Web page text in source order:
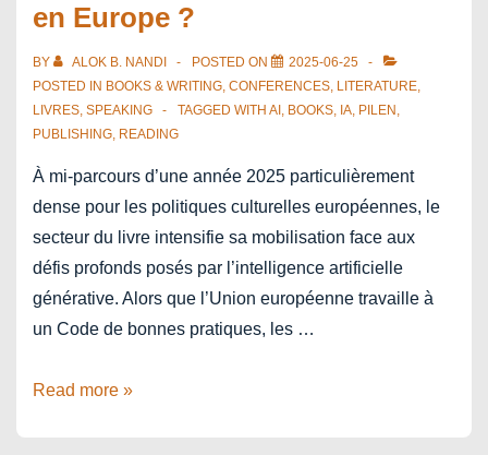
Savoir-
et
Métiers
d’Art
en Europe ?
BY ALOK B. NANDI POSTED ON
2025-06-25
POSTED IN BOOKS & WRITING, CONFERENCES, LITERATURE,
LIVRES, SPEAKING TAGGED WITH AI , BOOKS, IA, PILEN ,
PUBLISHING, READING
À mi-parcours d’une année 2025 particulièrement
dense pour les politiques culturelles européennes, le
secteur du livre intensifie sa mobilisation face aux
défis profonds posés par l’intelligence artificielle
générative. Alors que l’Union européenne travaille à
un Code de bonnes pratiques, les …
Face
Read more »